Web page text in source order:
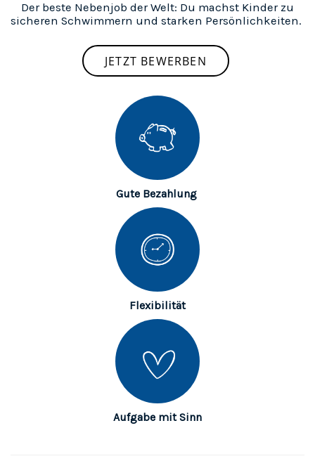
Der beste Nebenjob der Welt: Du machst Kinder zu
sicheren Schwimmern und starken Persönlichkeiten.
JETZT BEWERBEN
Gute Bezahlung
Flexibilität
Aufgabe mit Sinn